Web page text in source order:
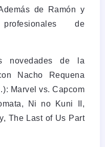
de Ramón y
de
novedades de la
Nacho Requena
Marvel vs. Capcom
Ni no Kuni II,
The Last of Us Part